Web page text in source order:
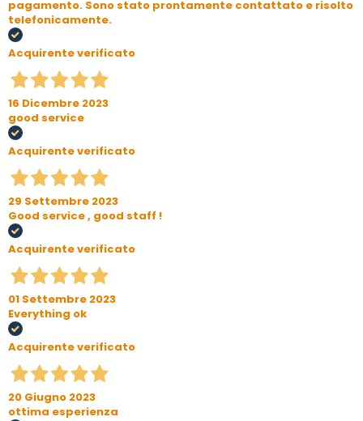
pagamento. Sono stato prontamente contattato e risolto
telefonicamente.
Acquirente verificato
16 Dicembre 2023
good service
Acquirente verificato
29 Settembre 2023
Good service , good staff !
Acquirente verificato
01 Settembre 2023
Everything ok
Acquirente verificato
20 Giugno 2023
ottima esperienza